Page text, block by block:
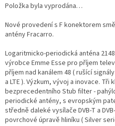
Položka byla vyprodána…
Nové provedení s F konektorem
antény Fracarro.
Logaritmicko-periodická anténa
výrobce Emme Esse pro příjem
příjem nad kanálem 48 ( rušící
a LTE ). Výzkum, vývoj a inovace.
bezprecedentního Stub filter -
periodické antény, s evropským
středně daleké vysílače DVB-T a
povrchové úpravě hliníku ( Silver